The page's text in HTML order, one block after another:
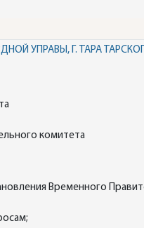
УПРАВЫ, Г. ТАРА
комитета
Временного